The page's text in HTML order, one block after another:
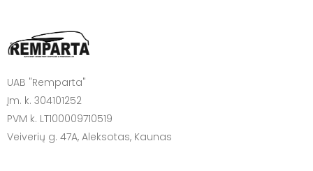
UAB "Remparta"
Įm. k. 304101252
PVM k. LT100009710519
Veiverių g. 47A, Aleksotas, Kaunas